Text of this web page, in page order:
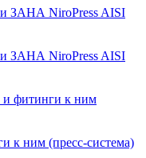
ЗАНА NiroPress AISI
ЗАНА NiroPress AISI
и фитинги к ним
к ним (пресс-система)